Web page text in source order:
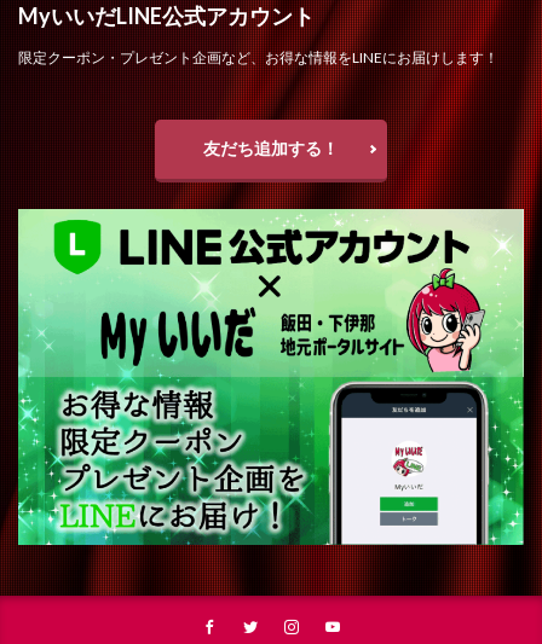
MyいいだLINE公式アカウント
限定クーポン・プレゼント企画など、お得な情報をLINEにお届けします！
友だち追加する！